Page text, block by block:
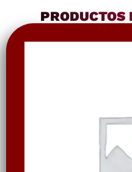
PRODUCTOS